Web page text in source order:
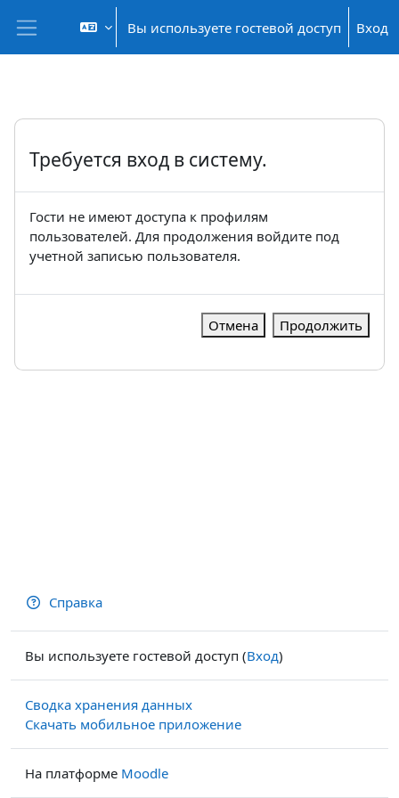
Перейти к основному содержанию
Боковая панель
Вы используете гостевой доступ Вход
Требуется вход в систему.
Гости не имеют доступа к профилям
пользователей. Для продолжения войдите под
учетной записью пользователя.
Отмена Продолжить
Справка
Вы используете гостевой доступ (Вход)
Сводка хранения данных
Скачать мобильное приложение
На платформе Moodle